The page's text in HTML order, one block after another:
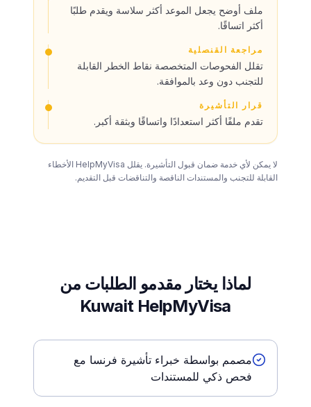
ملف أوضح يجعل الموعد أكثر سلاسة ويقدم طلبًا
أكثر اتساقًا.
مراجعة القنصلية
تقلل الفحوصات المتخصصة نقاط الخطر القابلة
للتجنب دون وعد بالموافقة.
قرار التأشيرة
تقدم ملفًا أكثر استعدادًا واتساقًا وبثقة أكبر.
لا يمكن لأي خدمة ضمان قبول التأشيرة. يقلل HelpMyVisa الأخطاء
القابلة للتجنب والمستندات الناقصة والتناقضات قبل التقديم.
لماذا يختار مقدمو الطلبات من
Kuwait HelpMyVisa
مصمم بواسطة خبراء تأشيرة فرنسا مع
فحص ذكي للمستندات